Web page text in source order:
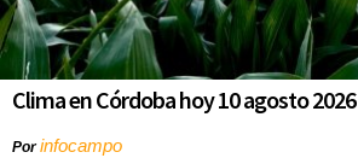
Clima en Córdoba hoy 10 agosto 2026
Porinfocampo